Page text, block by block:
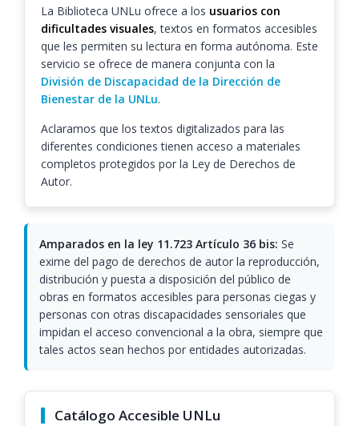
La Biblioteca UNLu ofrece a los usuarios con
dificultades visuales, textos en formatos accesibles
que les permiten su lectura en forma autónoma. Este
servicio se ofrece de manera conjunta con la
División de Discapacidad de la Dirección de
Bienestar de la UNLu.
Aclaramos que los textos digitalizados para las
diferentes condiciones tienen acceso a materiales
completos protegidos por la Ley de Derechos de
Autor.
Amparados en la ley 11.723 Artículo 36 bis: Se
exime del pago de derechos de autor la reproducción,
distribución y puesta a disposición del público de
obras en formatos accesibles para personas ciegas y
personas con otras discapacidades sensoriales que
impidan el acceso convencional a la obra, siempre que
tales actos sean hechos por entidades autorizadas.
Catálogo Accesible UNLu